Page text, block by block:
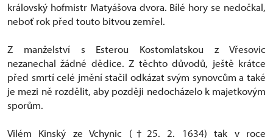
královský hofmistr Matyášova dvora. Bílé hory se nedočkal,
neboť rok před touto bitvou zemřel.
Z manželství s Esterou Kostomlatskou z Vřesovic
nezanechal žádné dědice. Z těchto důvodů, ještě krátce
před smrtí celé jmění stačil odkázat svým synovcům a také
je mezi ně rozdělit, aby později nedocházelo k majetkovým
sporům.
Vilém Kinský ze Vchynic (†25. 2. 1634) tak v roce